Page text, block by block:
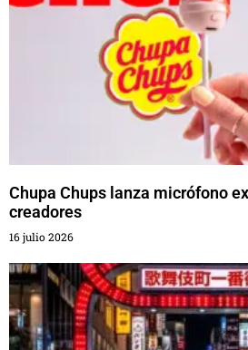
Chupa Chups lanza micrófono
creadores
16 julio 2026